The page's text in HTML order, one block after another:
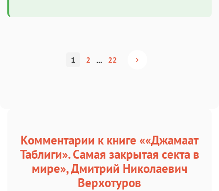
1 2 ... 22
Комментарии к книге ««Джамаат
Таблиги». Самая закрытая секта в
мире», Дмитрий Николаевич
Верхотуров